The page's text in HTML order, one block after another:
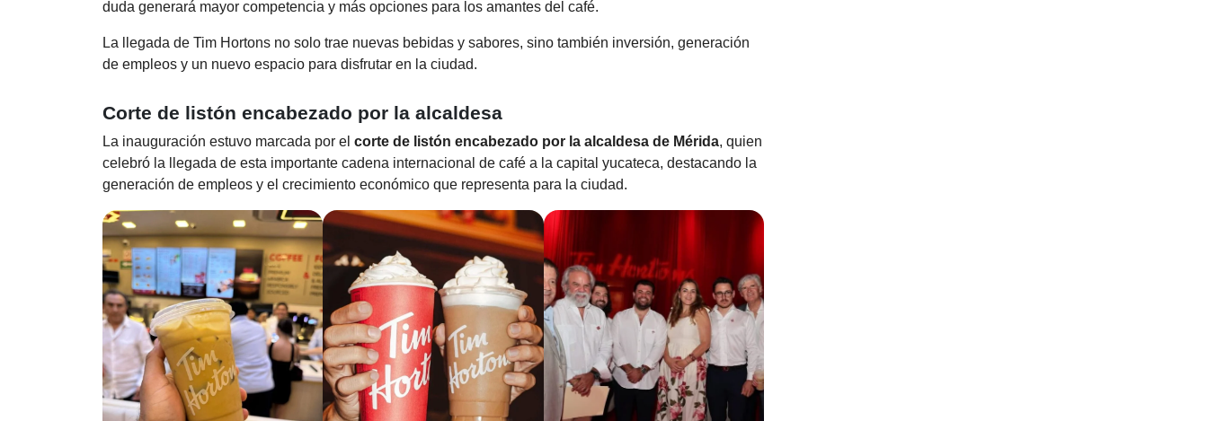
duda generará mayor competencia y más opciones para los amantes del café.
La llegada de Tim Hortons no solo trae nuevas bebidas y sabores, sino también inversión, generación
de empleos y un nuevo espacio para disfrutar en la ciudad.
Corte de listón encabezado por la alcaldesa
La inauguración estuvo marcada por el corte de listón encabezado por la alcaldesa de Mérida, quien
celebró la llegada de esta importante cadena internacional de café a la capital yucateca, destacando la
generación de empleos y el crecimiento económico que representa para la ciudad.